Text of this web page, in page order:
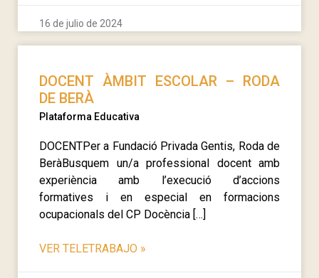
16 de julio de 2024
DOCENT ÀMBIT ESCOLAR – RODA
DE BERÀ
Plataforma Educativa
DOCENTPer a Fundació Privada Gentis, Roda de
BeràBusquem un/a professional docent amb
experiència amb l’execució d’accions
formatives i en especial en formacions
ocupacionals del CP Docència […]
VER TELETRABAJO »